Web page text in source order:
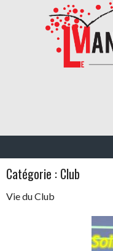
Catégorie : Club
Vie du Club